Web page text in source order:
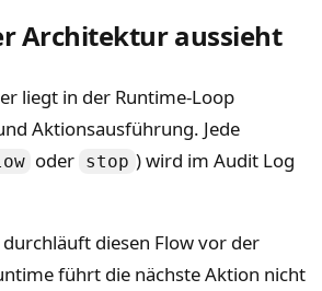
Architektur aussieht
liegt in der Runtime-Loop
Aktionsausführung. Jede
oder stop ) wird im Audit Log
diesen Flow vor der
führt die nächste Aktion nicht